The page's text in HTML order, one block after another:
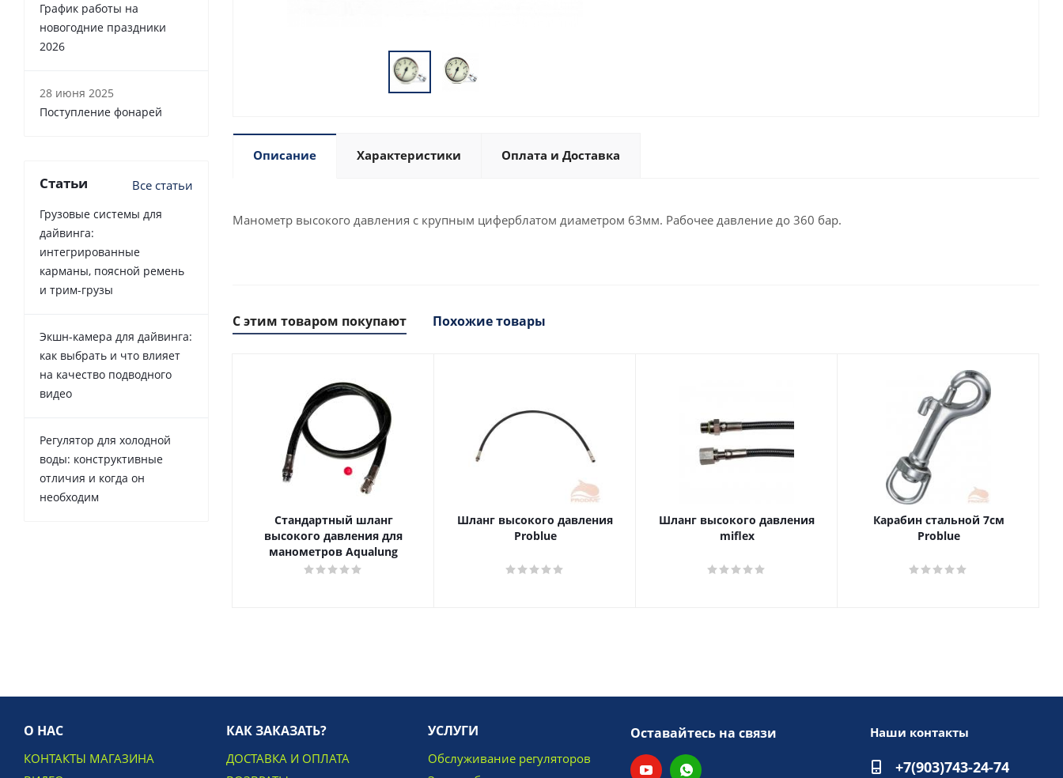
Описание Характеристики Оплата и Доставка
Манометр высокого давления с крупным циферблатом диаметром 63мм. Рабочее давление до 360 бар.
С этим товаром покупают Похожие товары
Стандартный шланг
высокого давления для
манометров Aqualung
Шланг высокого давления
Problue
Шланг высокого давления
miflex
Карабин стальной 7см
Problue
График работы на
новогодние праздники
2026
28 июня 2025
Поступление фонарей
Статьи Все статьи
Грузовые системы для
дайвинга:
интегрированные
карманы, поясной ремень
и трим-грузы
Экшн-камера для дайвинга:
как выбрать и что влияет
на качество подводного
видео
Регулятор для холодной
воды: конструктивные
отличия и когда он
необходим
О НАС
КОНТАКТЫ МАГАЗИНА
КАК ЗАКАЗАТЬ?
ДОСТАВКА И ОПЛАТА
УСЛУГИ
Обслуживание регуляторов
Оставайтесь на связи Наши контакты
+7(903)743-24-74